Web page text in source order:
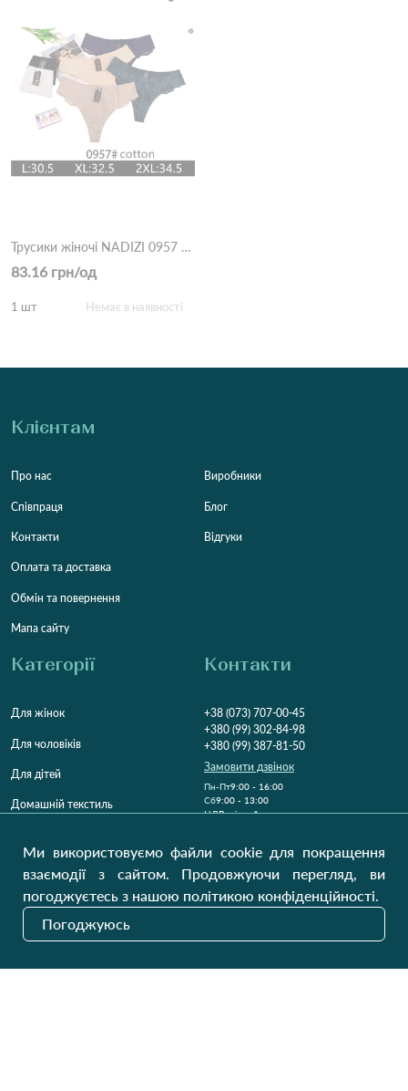
Трусики жіночі NADIZI 0957 2с Різні кольори
83.16 грн/од
1 шт Немає в наявності
Клієнтам
Про нас
Співпраця
Контакти
Оплата та доставка
Обмін та повернення
Мапа сайту
Виробники
Блог
Відгуки
Категорії
Для жінок
Для чоловіків
Для дітей
Домашній текстиль
Контакти
+38 (073) 707-00-45
+380 (99) 302-84-98
+380 (99) 387-81-50
Замовити дзвінок
Пн-Пт9:00 - 16:00
Cб9:00 - 13:00
НДВихідний
Україна, Луцьк, 43000
Наші оновлення
Надіслати
Ми використовуємо файли cookie для покращення
взаємодії з сайтом. Продовжуючи перегляд, ви
погоджуєтесь з нашою політикою конфіденційності.
Погоджуюсь